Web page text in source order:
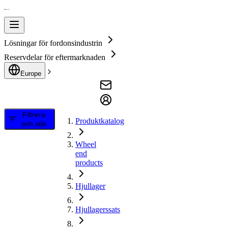
Lösningar för fordonsindustrin
Reservdelar för eftermarknaden
Europe
Filtrera
och sök
Produktkatalog
Wheel
end
products
Hjullager
Hjullagerssats